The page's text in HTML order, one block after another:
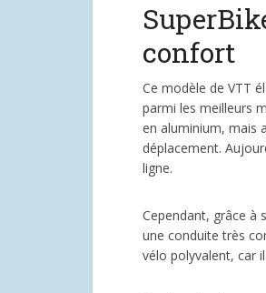
confort
Ce modèle de VTT
parmi les meilleurs
en aluminium, mais
déplacement.
ligne.
Cependant, grâce à
une conduite très
vélo polyvalent, car